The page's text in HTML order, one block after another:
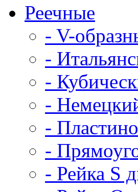
Реечные
- V-
-
-
-
-
-
- Рейка S